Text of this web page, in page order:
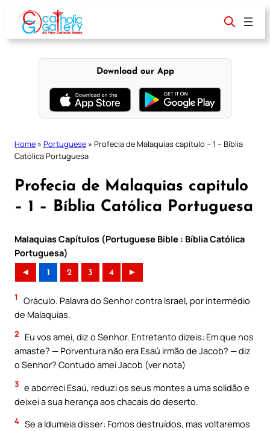
content
Download our App
Home » Portuguese » Profecia de Malaquias capitulo – 1 – Bíblia
Católica Portuguesa
Profecia de Malaquias capitulo
– 1 – Bíblia Católica Portuguesa
Malaquias Capítulos (Portuguese Bible : Bíblia Católica
Portuguesa)
◄ 1 2 3 4 ►
1
Oráculo. Palavra do Senhor contra Israel, por intermédio
de Malaquias.
2
Eu vos amei, diz o Senhor. Entretanto dizeis: Em que nos
amaste? — Porventura não era Esaú irmão de Jacob? — diz
o Senhor? Contudo amei Jacob (ver nota)
3 e aborreci Esaú, reduzi os seus montes a uma solidão e
deixei a sua herança aos chacais do deserto.
4 Se a Idumeia disser: Fomos destruídos, mas voltaremos